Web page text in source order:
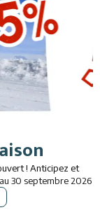
! Anticipez et
30 septembre 2026